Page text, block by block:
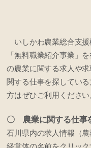
いしかわ農業総合支援
「無料職業紹介事業」
の農業に関する求人や
関する仕事を探してい
方はぜひご利用ください
〇 農業に関する仕事
石川県内の求人情報（農